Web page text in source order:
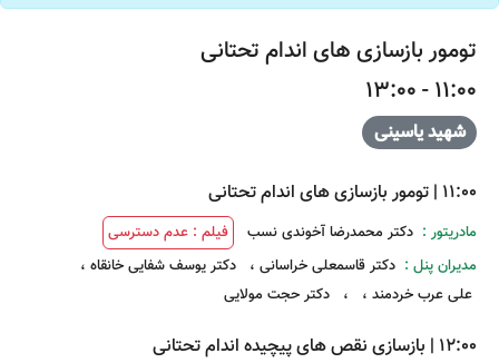
تومور بازسازی های اندام تحتانی
11:00 - 13:00
شهید یاسینی
11:00
| تومور بازسازی های اندام تحتانی
مادریتور : دکتر محمدرضا آخوندی نسب
فیلم : عدم دسترسی
مدیران پنل : دکتر قاسمعلی خراسانی ، دکتر یوسف شفایی خانقاه ،
علی عرب خردمند ، ، دکتر حجت مولایی
12:00
| بازسازی نقص های پیچیده اندام تحتانی